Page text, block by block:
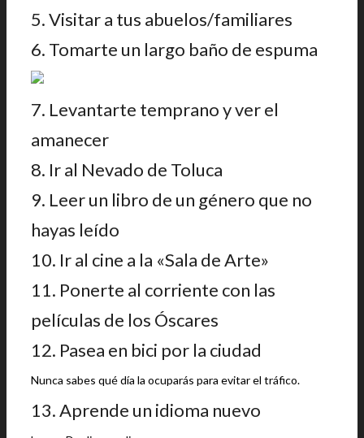
5. Visitar a tus abuelos/familiares
6. Tomarte un largo baño de espuma
7. Levantarte temprano y ver el
amanecer
8. Ir al Nevado de Toluca
9. Leer un libro de un género que no
hayas leído
10. Ir al cine a la «Sala de Arte»
11. Ponerte al corriente con las
películas de los Óscares
12. Pasea en bici por la ciudad
Nunca sabes qué día la ocuparás para evitar el tráfico.
13. Aprende un idioma nuevo